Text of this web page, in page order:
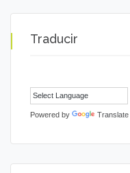
Traducir
Powered by Translate